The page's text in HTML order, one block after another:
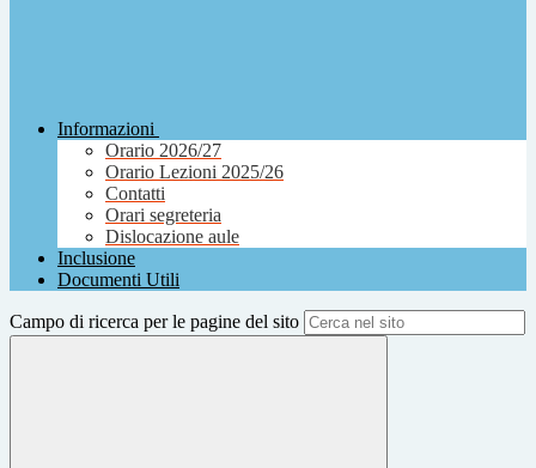
Informazioni
Orario 2026/27
Orario Lezioni 2025/26
Contatti
Orari segreteria
Dislocazione aule
Inclusione
Documenti Utili
Campo di ricerca per le pagine del sito